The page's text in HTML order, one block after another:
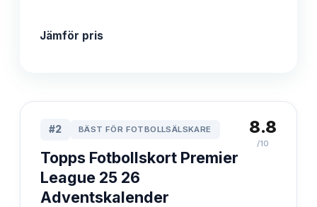
Jämför pris
#2 BÄST FÖR FOTBOLLSÄLSKARE
Topps Fotbollskort Premier
League 25 26
Adventskalender
8.8
/10